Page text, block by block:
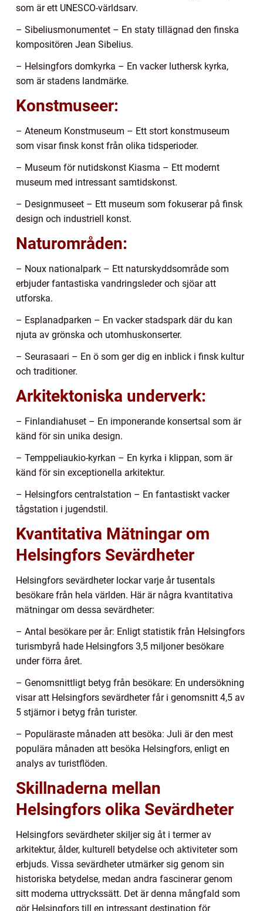
som är ett UNESCO-världsarv.
– Sibeliusmonumentet – En staty tillägnad den finska
kompositören Jean Sibelius.
– Helsingfors domkyrka – En vacker luthersk kyrka,
som är stadens landmärke.
Konstmuseer:
– Ateneum Konstmuseum – Ett stort konstmuseum
som visar finsk konst från olika tidsperioder.
– Museum för nutidskonst Kiasma – Ett modernt
museum med intressant samtidskonst.
– Designmuseet – Ett museum som fokuserar på finsk
design och industriell konst.
Naturområden:
– Noux nationalpark – Ett naturskyddsområde som
erbjuder fantastiska vandringsleder och sjöar att
utforska.
– Esplanadparken – En vacker stadspark där du kan
njuta av grönska och utomhuskonserter.
– Seurasaari – En ö som ger dig en inblick i finsk kultur
och traditioner.
Arkitektoniska underverk:
– Finlandiahuset – En imponerande konsertsal som är
känd för sin unika design.
– Temppeliaukio-kyrkan – En kyrka i klippan, som är
känd för sin exceptionella arkitektur.
– Helsingfors centralstation – En fantastiskt vacker
tågstation i jugendstil.
Kvantitativa Mätningar om
Helsingfors Sevärdheter
Helsingfors sevärdheter lockar varje år tusentals
besökare från hela världen. Här är några kvantitativa
mätningar om dessa sevärdheter:
– Antal besökare per år: Enligt statistik från Helsingfors
turismbyrå hade Helsingfors 3,5 miljoner besökare
under förra året.
– Genomsnittligt betyg från besökare: En undersökning
visar att Helsingfors sevärdheter får i genomsnitt 4,5 av
5 stjärnor i betyg från turister.
– Populäraste månaden att besöka: Juli är den mest
populära månaden att besöka Helsingfors, enligt en
analys av turistflöden.
Skillnaderna mellan
Helsingfors olika Sevärdheter
Helsingfors sevärdheter skiljer sig åt i termer av
arkitektur, ålder, kulturell betydelse och aktiviteter som
erbjuds. Vissa sevärdheter utmärker sig genom sin
historiska betydelse, medan andra fascinerar genom
sitt moderna uttryckssätt. Det är denna mångfald som
gör Helsingfors till en intressant destination för